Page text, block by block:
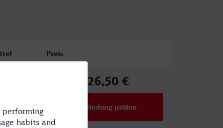
Preis
26,50 €
Verbindung prüfen